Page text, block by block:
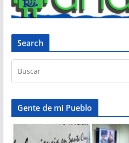
Search
Gente de mi Pueblo